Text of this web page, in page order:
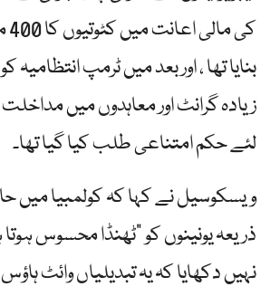
زیادہ گرانٹ اور معاہدوں میں
لئے حکم امتناعی طلب کیا گیا تھا۔
ویسکوسیل نے کہا کہ کولمبیا میں
ذریعہ یونینوں کو "ٹھنڈا محسوس ہوتا
نہیں دکھایا کہ یہ تبدیلیاں وائٹ